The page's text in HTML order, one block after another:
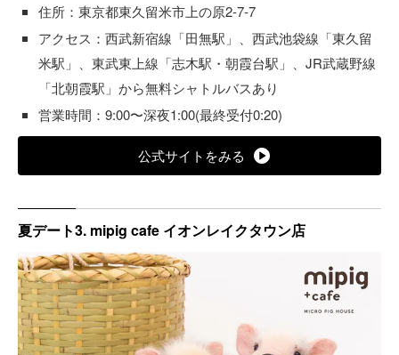
住所：東京都東久留米市上の原2-7-7
アクセス：西武新宿線「田無駅」、西武池袋線「東久留
米駅」、東武東上線「志木駅・朝霞台駅」、JR武蔵野線
「北朝霞駅」から無料シャトルバスあり
営業時間：9:00〜深夜1:00(最終受付0:20)
公式サイトをみる
夏デート3. mipig cafe イオンレイクタウン店